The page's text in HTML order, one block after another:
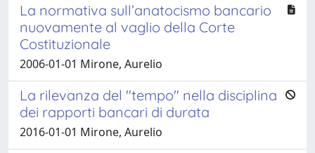
La normativa sull’anatocismo bancario
nuovamente al vaglio della Corte
Costituzionale
2006-01-01 Mirone, Aurelio
La rilevanza del "tempo" nella disciplina
dei rapporti bancari di durata
2016-01-01 Mirone, Aurelio